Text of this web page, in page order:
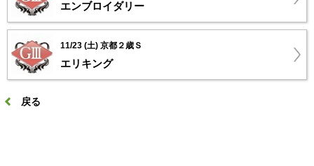
エンブロイダリー
11/23 (土) 京都２歳Ｓ
エリキング
戻る